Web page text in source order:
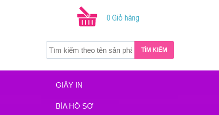
0 Giỏ hàng
TÌM KIẾM
GIẤY IN
BÌA HỒ SƠ